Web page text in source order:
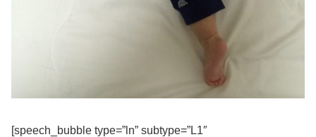
[speech_bubble type=”ln” subtype=”L1″